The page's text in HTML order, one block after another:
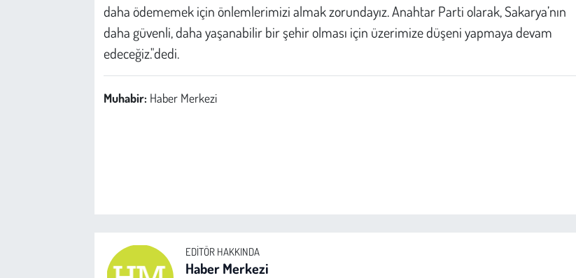
daha ödememek için önlemlerimizi almak zorundayız. Anahtar Parti olarak, Sakarya’nın
daha güvenli, daha yaşanabilir bir şehir olması için üzerimize düşeni yapmaya devam
edeceğiz."dedi.
Muhabir: Haber Merkezi
EDITÖR HAKKINDA
Haber Merkezi